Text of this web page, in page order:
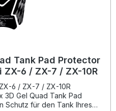
Tank Pad Protector
6 / ZX-7 / ZX-10R
6 / ZX-7 / ZX-10R
3D Gel Quad Tank Pad
Schutz für den Tank Ihres